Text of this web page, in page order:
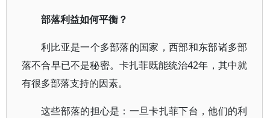
部落利益如何平衡？
利比亚是一个多部落的国家，西部和东部诸多部
落不合早已不是秘密。卡扎菲既能统治42年，其中就
有很多部落支持的因素。
这些部落的担心是：一旦卡扎菲下台，他们的利